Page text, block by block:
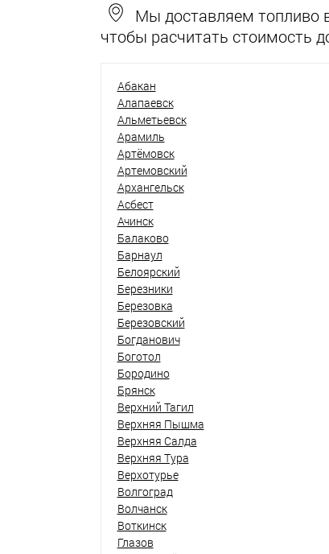
Мы доставляем топливо
чтобы расчитать стоимость
Абакан
Алапаевск
Альметьевск
Арамиль
Артёмовск
Артемовский
Архангельск
Асбест
Ачинск
Балаково
Барнаул
Белоярский
Березники
Березовка
Березовский
Богданович
Боготол
Бородино
Брянск
Верхний Тагил
Верхняя Пышма
Верхняя Салда
Верхняя Тура
Верхотурье
Волгоград
Волчанск
Воткинск
Глазов